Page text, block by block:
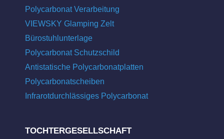
Polycarbonat Verarbeitung
VIEWSKY Glamping Zelt
Bürostuhlunterlage
Polycarbonat Schutzschild
Antistatische Polycarbonatplatten
Polycarbonatscheiben
Infrarotdurchlässiges Polycarbonat
TOCHTERGESELLSCHAFT